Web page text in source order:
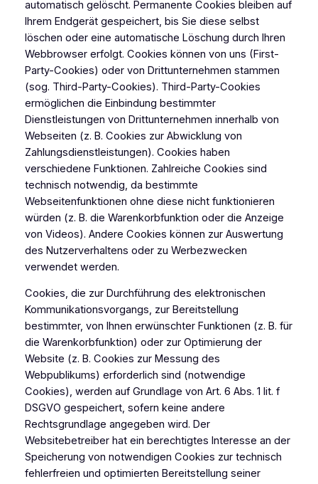
automatisch gelöscht. Permanente Cookies bleiben auf
Ihrem Endgerät gespeichert, bis Sie diese selbst
löschen oder eine automatische Löschung durch Ihren
Webbrowser erfolgt. Cookies können von uns (First-
Party-Cookies) oder von Drittunternehmen stammen
(sog. Third-Party-Cookies). Third-Party-Cookies
ermöglichen die Einbindung bestimmter
Dienstleistungen von Drittunternehmen innerhalb von
Webseiten (z. B. Cookies zur Abwicklung von
Zahlungsdienstleistungen). Cookies haben
verschiedene Funktionen. Zahlreiche Cookies sind
technisch notwendig, da bestimmte
Webseitenfunktionen ohne diese nicht funktionieren
würden (z. B. die Warenkorbfunktion oder die Anzeige
von Videos). Andere Cookies können zur Auswertung
des Nutzerverhaltens oder zu Werbezwecken
verwendet werden.
Cookies, die zur Durchführung des elektronischen
Kommunikationsvorgangs, zur Bereitstellung
bestimmter, von Ihnen erwünschter Funktionen (z. B. für
die Warenkorbfunktion) oder zur Optimierung der
Website (z. B. Cookies zur Messung des
Webpublikums) erforderlich sind (notwendige
Cookies), werden auf Grundlage von Art. 6 Abs. 1 lit. f
DSGVO gespeichert, sofern keine andere
Rechtsgrundlage angegeben wird. Der
Websitebetreiber hat ein berechtigtes Interesse an der
Speicherung von notwendigen Cookies zur technisch
fehlerfreien und optimierten Bereitstellung seiner